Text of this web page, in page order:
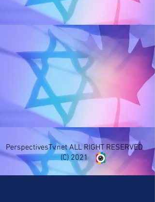
PerspectivesTv.net ALL RIGHT RESERVED
(C) 2021